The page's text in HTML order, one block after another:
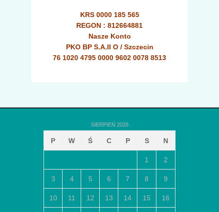
KRS 0000 185 565
REGON : 812664881
Nasze Konto
PKO BP S.A.II O / Szczecin
76 1020 4795 0000 9602 0078 8513
SIERPIEŃ 2026
P W Ś C P S N
1 2
3 4 5 6 7 8 9
10 11 12 13 14 15 16